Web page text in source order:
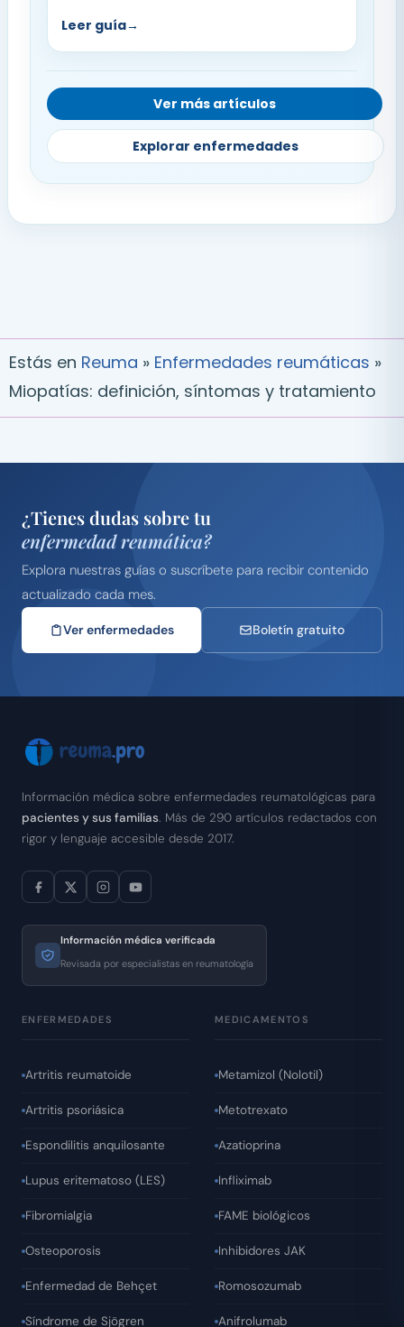
Leer guía→
Ver más artículos
Explorar enfermedades
Estás en Reuma » Enfermedades reumáticas »
Miopatías: definición, síntomas y tratamiento
¿Tienes dudas sobre tu
enfermedad reumática?
Explora nuestras guías o suscríbete para recibir contenido
actualizado cada mes.
Ver enfermedades Boletín gratuito
Información médica sobre enfermedades reumatológicas para
pacientes y sus familias. Más de 290 artículos redactados con
rigor y lenguaje accesible desde 2017.
Información médica verificada
Revisada por especialistas en reumatología
ENFERMEDADES
Artritis reumatoide
Artritis psoriásica
Espondilitis anquilosante
Lupus eritematoso (LES)
Fibromialgia
Osteoporosis
Enfermedad de Behçet
Síndrome de Sjögren
MEDICAMENTOS
Metamizol (Nolotil)
Metotrexato
Azatioprina
Infliximab
FAME biológicos
Inhibidores JAK
Romosozumab
Anifrolumab